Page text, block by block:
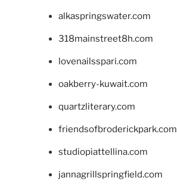
alkaspringswater.com
318mainstreet8h.com
lovenailsspari.com
oakberry-kuwait.com
quartzliterary.com
friendsofbroderickpark.com
studiopiattellina.com
jannagrillspringfield.com